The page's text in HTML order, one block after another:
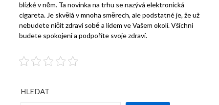
blízké v něm. Ta novinka na trhu se nazývá elektronická
cigareta. Je skvělá v mnoha směrech, ale podstatné je, že už
nebudete ničit zdraví sobě a lidem ve Vašem okolí. Všichni
budete spokojeni a podpoříte svoje zdraví.
HLEDAT